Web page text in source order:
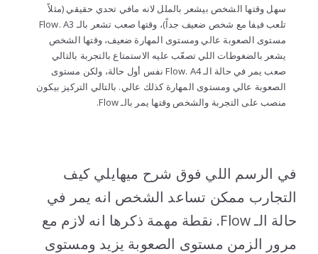
سهل وقتها الشخص بيشعر بالملل لانه مافي تحدي حقيقي (مثلاً
تلعب فيفا مع شخص ضعيف جداً)، وقتها صعب تشعر بالـ Flow. A3
مستوى الصعوبة عالي ومستوى المهارة ضعيف، وقتها الشخص
يشعر بالضغوطات اللي تصعّب عليه الاستمتاع بالتجربة بالتالي
صعب يمر في حالة الـ Flow. A4 نفس أول حالة، ولكن مستوى
الصعوبة عالي ومستوى المهارة كذلك عالي. بالتالي التركيز بيكون
منصب على التجربة والشخص وقتها يمر بالـ Flow.
في الرسم اللي فوق شرح ميهايلي كيف
التجارب ممكن تساعد الشخص انه يمر في
حالة الـ Flow. نقطة مهمة ذكرها انه لازم مع
مرور الزمن مستوى الصعوبة يزيد ومستوى